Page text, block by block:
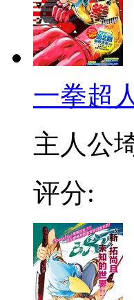
一拳超
主人公
评分: